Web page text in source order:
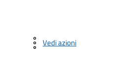
Vedi azioni